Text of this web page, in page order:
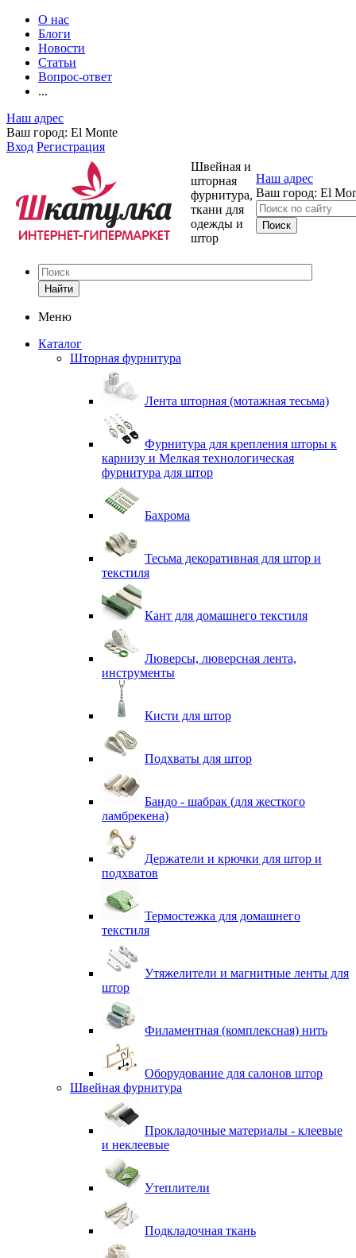
О нас
Блоги
Новости
Статьи
Вопрос-ответ
...
Наш адрес
Ваш город: El Monte
Вход Регистрация
Швейная и
шторная
фурнитура,
ткани для
одежды и
штор
Наш адрес
Ваш город: El
Найти
Меню
Каталог
Шторная фурнитура
Лента шторная (мотажная тесьма)
Фурнитура для крепления шторы к
карнизу и Мелкая технологическая
фурнитура для штор
Бахрома
Тесьма декоративная для штор и
текстиля
Кант для домашнего текстиля
Люверсы, люверсная лента,
инструменты
Кисти для штор
Подхваты для штор
Бандо - шабрак (для жесткого
ламбрекена)
Держатели и крючки для штор и
подхватов
Термостежка для домашнего
текстиля
Утяжелители и магнитные ленты для
штор
Филаментная (комплексная) нить
Оборудование для салонов штор
Швейная фурнитура
Прокладочные материалы - клеевые
и неклеевые
Утеплители
Подкладочная ткань